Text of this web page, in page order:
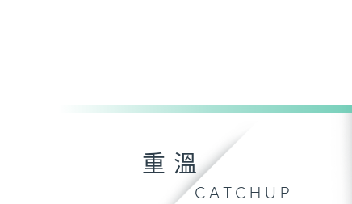
重溫
CATCHUP